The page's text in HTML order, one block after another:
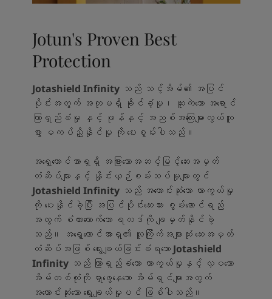
Jotun's Proven Best
Protection
Jotashield Infinityသည် သင့်အိမ်၏ အပြင်
ပိုင်းအတွက် အတုမရှိ ခိုင်ခံ့မှု၊ ထူးကဲသော အရောင်
ကြာရှည်ခံမှု နှင့် ဖုန်နှင့် အညစ်အကြေးများလွယ်ကူ
စွာ မကပ်ညှိနိုင်မှု ကို ပေးစွမ်းပါသည်။
အရှေ့တောင်အာရှရှိ အခြားသောအဆင့်မြင့်ဆေးအမှတ်
တံဆိပ်များနှင့် နှိုင်းယှဉ်စမ်းသပ်မှုများတွင်
Jotashield Infinityသည် အကောင်းဆုံးသော ကာကွယ်မှု
ကို ပေးနိုင်ခဲ့ပြီး အပြင်ပိုင်းဆေးသား စွမ်းဆောင်ရည်
အတွက် စံထားလောက်သော ရလဒ်ကို ချမှတ်နိုင်ခဲ့
သည်။ အရှေ့တောင်အာရှ၏ လူကြိုက်အများဆုံး ဆေးအမှတ်
တံဆိပ်အဖြစ် ရွေးချယ်ခြင်းခံရသော Jotashield
Infinityသည် ကြာရှည်ခံသော ကာကွယ်မှုနှင့် လှပသော
အိမ်တစ်လုံးကို ရှာဖွေနေသော အိမ်ရှင်များအတွက်
အကောင်းဆုံးသော ရွေးချယ်မှုပင် ဖြစ်ပါသည်။